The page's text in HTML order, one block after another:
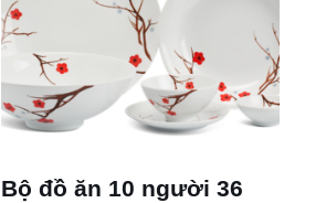
Bộ đồ ăn 10 người 36